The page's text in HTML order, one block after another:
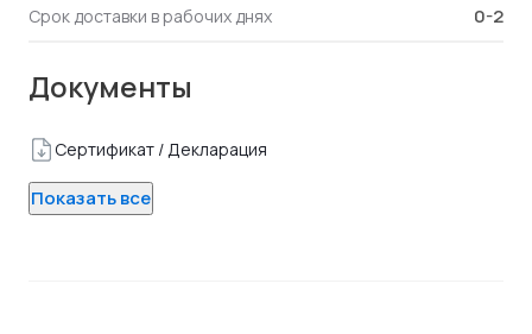
Срок доставки в рабочих днях 0-2
Документы
Сертификат / Декларация
Показать все